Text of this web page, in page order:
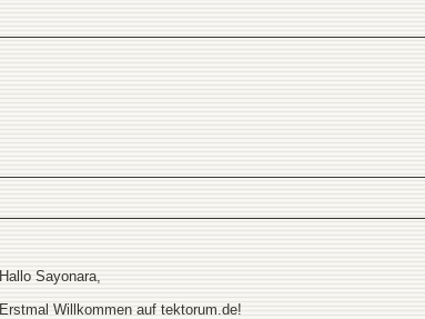
Hallo Sayonara,
Erstmal Willkommen auf tektorum.de!